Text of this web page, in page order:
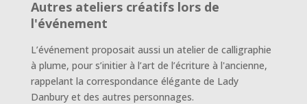
Autres ateliers créatifs lors de
l'événement
L’événement proposait aussi un atelier de calligraphie
à plume, pour s’initier à l’art de l’écriture à l'ancienne,
rappelant la correspondance élégante de Lady
Danbury et des autres personnages.